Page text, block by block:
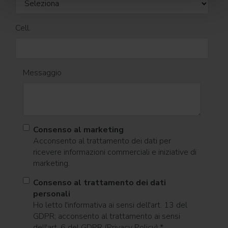
Cell.
Messaggio
Consenso al marketing
Acconsento al trattamento dei dati per
ricevere informazioni commerciali e iniziative di
marketing.
Consenso al trattamento dei dati
personali
Ho letto l'informativa ai sensi dell'art. 13 del
GDPR; acconsento al trattamento ai sensi